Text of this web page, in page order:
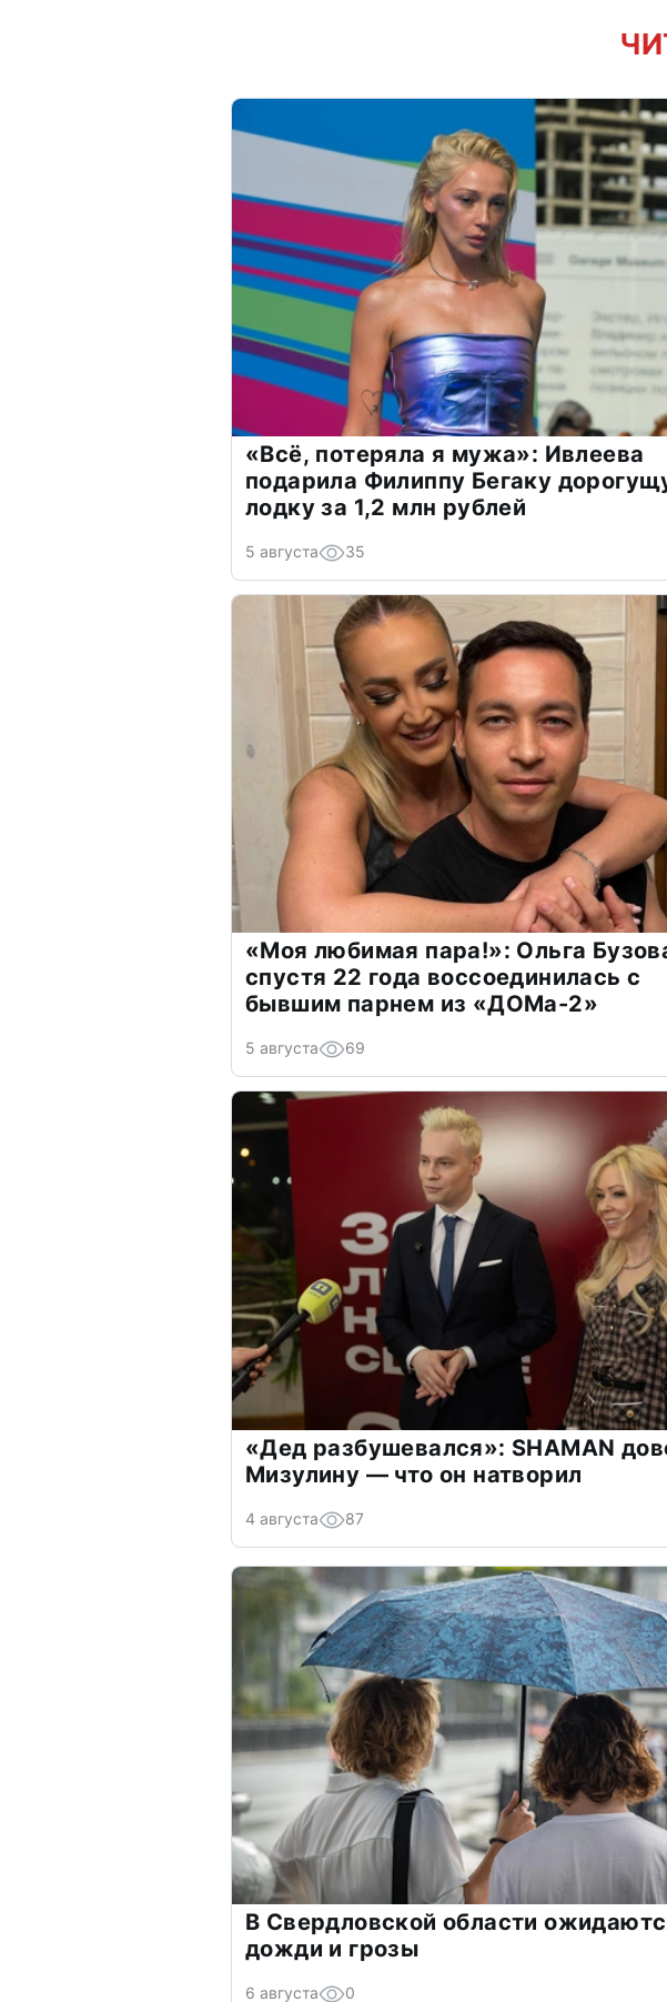
«Всё, потеряла я мужа»: Ивлеева
подарила Филиппу Бегаку
лодку за 1,2 млн рублей
5 августа 35
«Моя любимая пара!»: Ольга
спустя 22 года воссоединилась с
бывшим парнем из «ДОМа-2»
5 августа 69
«Дед разбушевался»: SHAMAN
Мизулину — что он натворил
4 августа 87
В Свердловской области
дожди и грозы
6 августа 0